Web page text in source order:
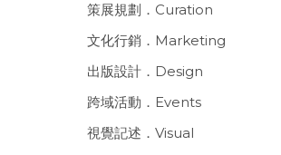
策展規劃．Curation
文化行銷．Marketing
出版設計．Design
跨域活動．Events
視覺記述．Visual